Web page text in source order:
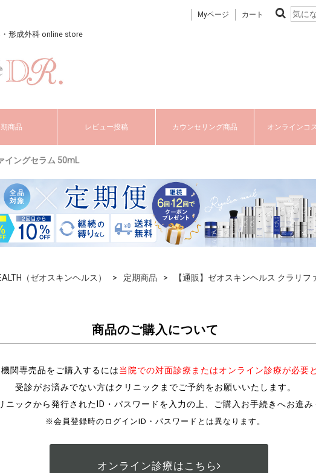
Myページ カート
形成外科 online store
商品 レビュー投稿 カウンセリング商品 オンラインコ
イングセラム 50mL
（ゼオスキンヘルス） 定期商品 【通販】ゼオスキンヘルス クラリ
商品のご購入について
関専売品をご購入するには当院での対面診療またはオンライン診療が必要
受診がお済みでない方はクリニックまでご予約をお願いいたします。
ニックから発行されたID・パスワードを入力の上、ご購入お手続きへお進み
※会員登録時のログインID・パスワードとは異なります。
オンライン診療はこちら